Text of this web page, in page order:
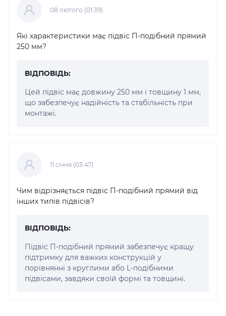
08 лютого (01:39)
Які характеристики має підвіс П-подібний прямий
250 мм?
ВІДПОВІДЬ:
Цей підвіс має довжину 250 мм і товщину 1 мм,
що забезпечує надійність та стабільність при
монтажі.
11 cічня (03:47)
Чим відрізняється підвіс П-подібний прямий від
інших типів підвісів?
ВІДПОВІДЬ:
Підвіс П-подібний прямий забезпечує кращу
підтримку для важких конструкцій у
порівнянні з круглими або L-подібними
підвісами, завдяки своїй формі та товщині.